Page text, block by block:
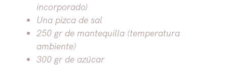
incorporado)
Una pizca de sal
250 gr de mantequilla (temperatura
ambiente)
300 gr de azúcar